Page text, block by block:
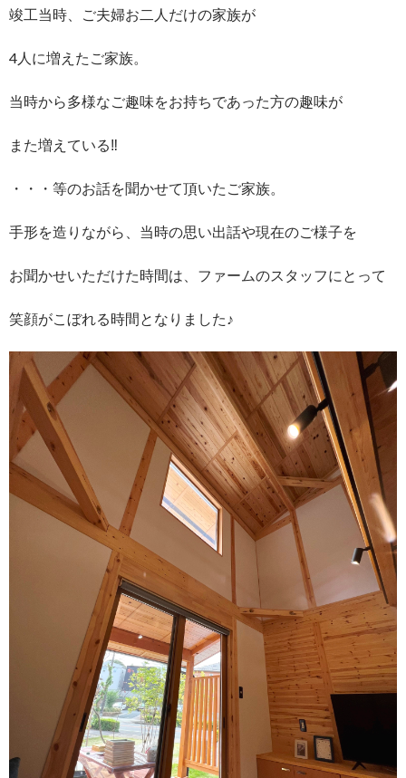
竣工当時、ご夫婦お二人だけの家族が
4人に増えたご家族。
当時から多様なご趣味をお持ちであった方の趣味が
また増えている‼
・・・等のお話を聞かせて頂いたご家族。
手形を造りながら、当時の思い出話や現在のご様子を
お聞かせいただけた時間は、ファームのスタッフにとって
笑顔がこぼれる時間となりました♪